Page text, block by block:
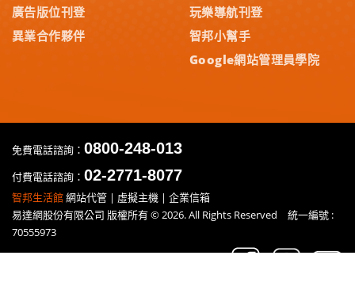
廣告版位刊登
異業合作夥伴
玩樂導航刊登
智邦小幫手
Google網站管理員學院
免費電話諮詢： 0800-248-013
付費電話諮詢： 02-2771-8077
智邦生活館網站代管 | 虛擬主機 | 企業信箱
易達網股份有限公司 版權所有 © 2026. All Rights Reserved 統一編號 :
70555973